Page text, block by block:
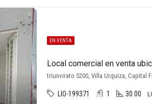
EN VENTA
Local comercial en venta
triunvirato 5200, Villa Urquiza, Capital
LIO-199371 1 30.00